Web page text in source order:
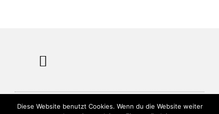
Diese Website benutzt Cookies. Wenn du die Website weiter